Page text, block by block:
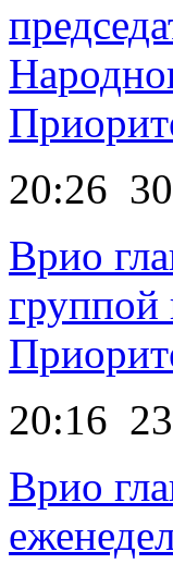
20:26
Врио
группой
20:16
Врио